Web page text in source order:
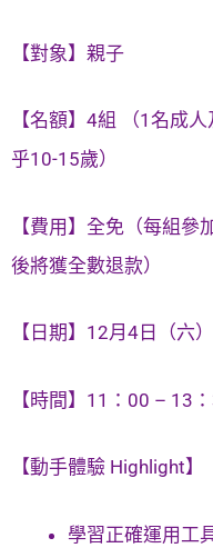
【對象】親子
【名額】4組 （1名成
乎10-15歲）
【費用】全免（每組
後將獲全數退款）
【日期】12月4日（六）
【時間】11：00 – 13
【動手體驗 Highlight】
學習正確運用工